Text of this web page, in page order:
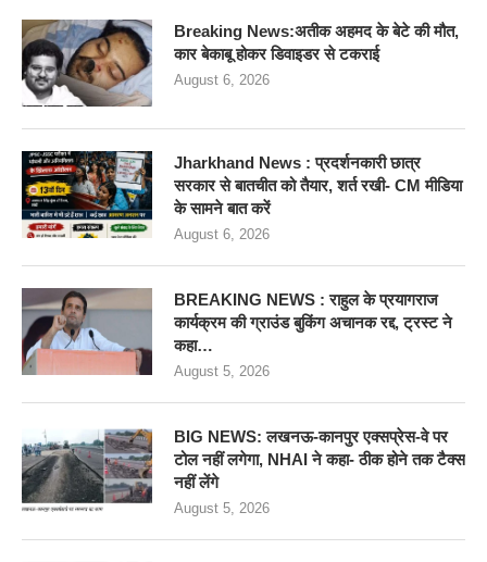
Breaking News:अतीक अहमद के बेटे की मौत,
कार बेकाबू होकर डिवाइडर से टकराई
August 6, 2026
Jharkhand News : प्रदर्शनकारी छात्र
सरकार से बातचीत को तैयार, शर्त रखी- CM मीडिया
के सामने बात करें
August 6, 2026
BREAKING NEWS : राहुल के प्रयागराज
कार्यक्रम की ग्राउंड बुकिंग अचानक रद्द, ट्रस्ट ने
कहा…
August 5, 2026
BIG NEWS: लखनऊ-कानपुर एक्सप्रेस-वे पर
टोल नहीं लगेगा, NHAI ने कहा- ठीक होने तक टैक्स
नहीं लेंगे
August 5, 2026